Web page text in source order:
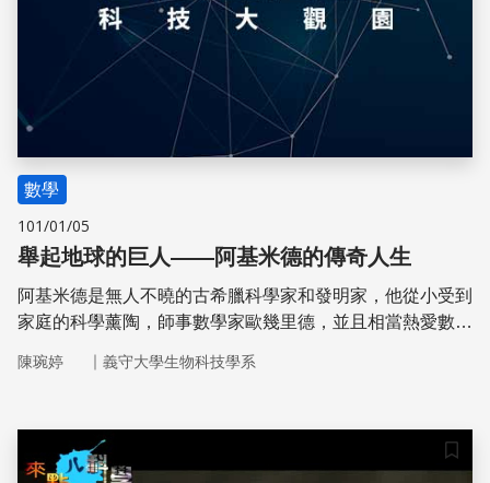
數學
101/01/05
舉起地球的巨人——阿基米德的傳奇人生
阿基米德是無人不曉的古希臘科學家和發明家，他從小受到
家庭的科學薰陶，師事數學家歐幾里德，並且相當熱愛數
礎。阿基米德的貢獻奠定許多當代發明的雛形，現今生活能
陳琬婷 ｜ 義守大學生物科技學系
儲存